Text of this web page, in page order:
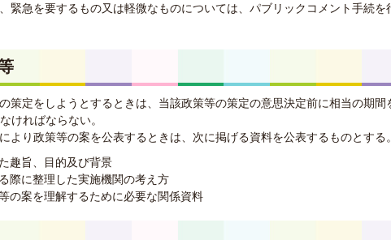
緊急を要するもの又は軽微なものについては、パブリックコメント手続を
策定をしようとするときは、当該政策等の策定の意思決定前に相当の期間
ければならない。
より政策等の案を公表するときは、次に掲げる資料を公表するものとする。
趣旨、目的及び背景
際に整理した実施機関の考え方
の案を理解するために必要な関係資料